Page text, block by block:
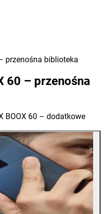
przenośna biblioteka
60 – przenośna
BOOX 60 – dodatkowe